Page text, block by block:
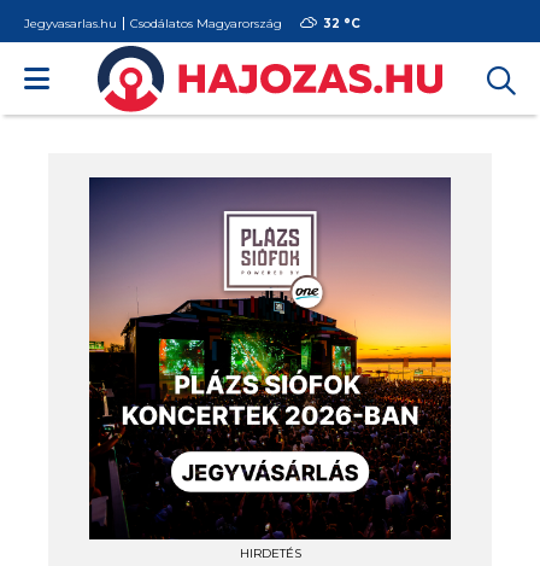
Jegyvasarlas.hu Csodálatos Magyarország 32 °C
HIRDETÉS